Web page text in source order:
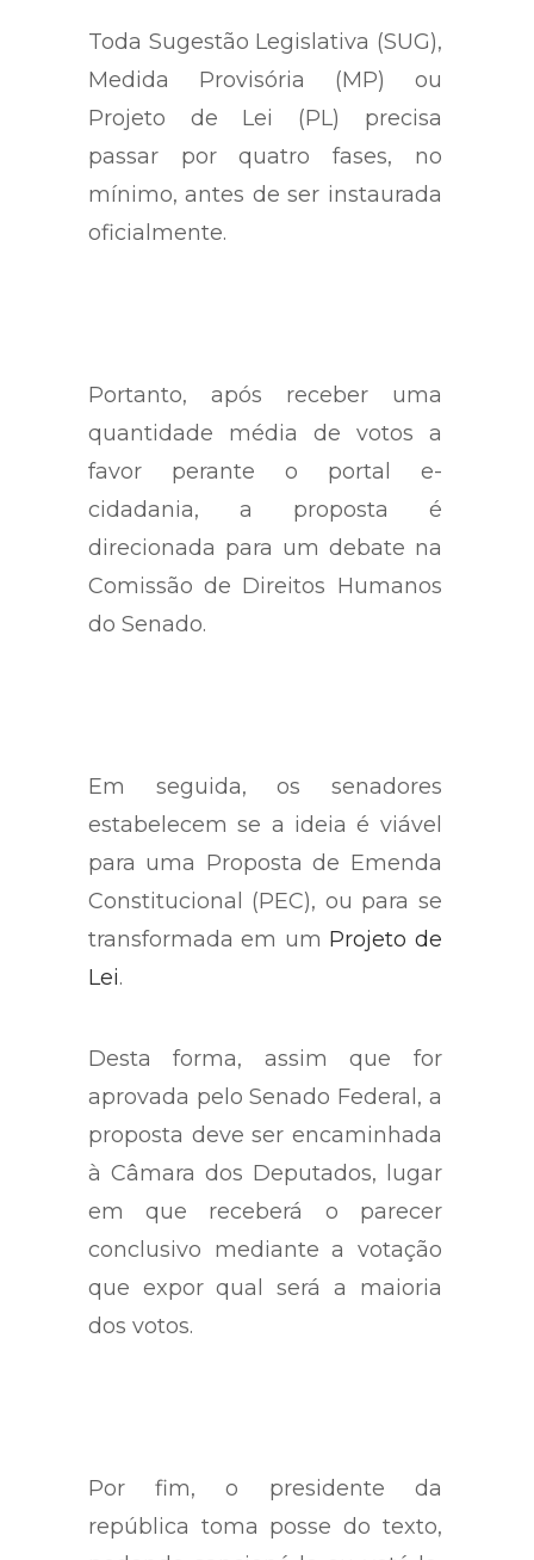
Toda Sugestão Legislativa (SUG),
Medida Provisória (MP) ou
Projeto de Lei (PL) precisa
passar por quatro fases, no
mínimo, antes de ser instaurada
Portanto, após receber uma
quantidade média de votos a
favor perante o portal e-
cidadania, a proposta é
direcionada para um debate na
Comissão de Direitos Humanos
Em seguida, os senadores
estabelecem se a ideia é viável
para uma Proposta de Emenda
Constitucional (PEC), ou para se
transformada em um
Desta forma, assim que for
aprovada pelo Senado Federal, a
proposta deve ser encaminhada
à Câmara dos Deputados, lugar
em que receberá o parecer
conclusivo mediante a votação
que expor qual será a maioria
Por fim, o presidente da